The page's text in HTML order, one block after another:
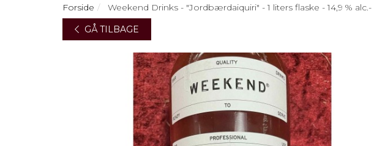
Forside
Weekend Drinks - "Jordbærdaiquiri" - 1 liters flaske - 14,9 %
GÅ TILBAGE